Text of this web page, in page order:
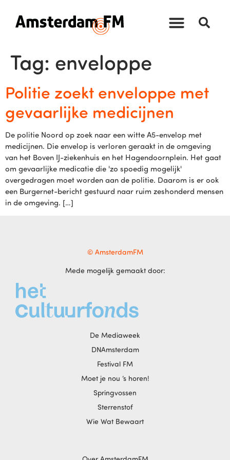
Tag: enveloppe
Politie zoekt enveloppe met
gevaarlijke medicijnen
De politie Noord op zoek naar een witte A5-envelop met
medicijnen. Die envelop is verloren geraakt in de omgeving
van het Boven IJ-ziekenhuis en het Hagendoornplein. Het gaat
om gevaarlijke medicatie die 'zo spoedig mogelijk'
overgedragen moet worden aan de politie. Daarom is er ook
een Burgernet-bericht gestuurd naar ruim zeshonderd mensen
in de omgeving. […]
© AmsterdamFM
Mede mogelijk gemaakt door:
De Mediaweek
DNAmsterdam
Festival FM
Moet je nou ‘s horen!
Springvossen
Sterrenstof
Wie Wat Bewaart